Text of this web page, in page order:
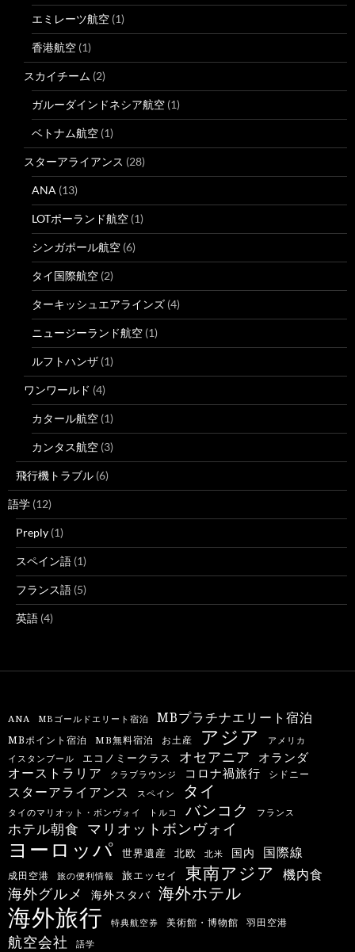
エミレーツ航空 (1)
香港航空 (1)
スカイチーム (2)
ガルーダインドネシア航空 (1)
ベトナム航空 (1)
スターアライアンス (28)
ANA (13)
LOTポーランド航空 (1)
シンガポール航空 (6)
タイ国際航空 (2)
ターキッシュエアラインズ (4)
ニュージーランド航空 (1)
ルフトハンザ (1)
ワンワールド (4)
カタール航空 (1)
カンタス航空 (3)
飛行機トラブル (6)
語学 (12)
Preply (1)
スペイン語 (1)
フランス語 (5)
英語 (4)
ANA MBゴールドエリート宿泊 MBプラチナエリート宿泊
MBポイント宿泊 MB無料宿泊 お土産 アジア アメリカ
イスタンブール エコノミークラス オセアニア オランダ
オーストラリア クラブラウンジ コロナ禍旅行 シドニー
スターアライアンス スペイン タイ
タイのマリオット・ボンヴォイ トルコ バンコク フランス
ホテル朝食 マリオットボンヴォイ
ヨーロッパ 世界遺産 北欧 北米 国内 国際線
成田空港 旅の便利情報 旅エッセイ 東南アジア 機内食
海外グルメ 海外スタバ 海外ホテル
海外旅行 特典航空券 美術館・博物館 羽田空港
航空会社 語学